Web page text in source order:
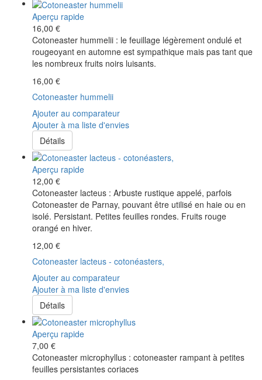
Aperçu rapide
16,00 €
Cotoneaster hummelii : le feuillage légèrement ondulé et
rougeoyant en automne est sympathique mais pas tant que
les nombreux fruits noirs luisants.
16,00 €
Cotoneaster hummelii
Ajouter au comparateur
Ajouter à ma liste d'envies
Détails
Aperçu rapide
12,00 €
Cotoneaster lacteus : Arbuste rustique appelé, parfois
Cotoneaster de Parnay, pouvant être utilisé en haie ou en
isolé. Persistant. Petites feuilles rondes. Fruits rouge
orangé en hiver.
12,00 €
Cotoneaster lacteus - cotonéasters,
Ajouter au comparateur
Ajouter à ma liste d'envies
Détails
Aperçu rapide
7,00 €
Cotoneaster microphyllus : cotoneaster rampant à petites
feuilles persistantes coriaces